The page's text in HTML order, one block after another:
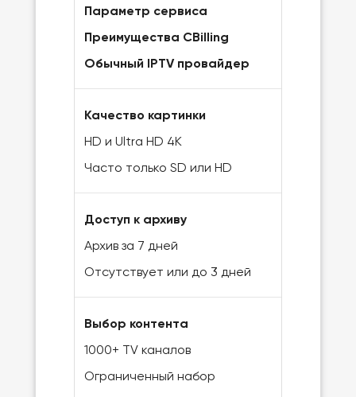
Параметр сервиса
Преимущества CBilling
Обычный IPTV провайдер
Качество картинки
HD и Ultra HD 4K
Часто только SD или HD
Доступ к архиву
Архив за 7 дней
Отсутствует или до 3 дней
Выбор контента
1000+ TV каналов
Ограниченный набор